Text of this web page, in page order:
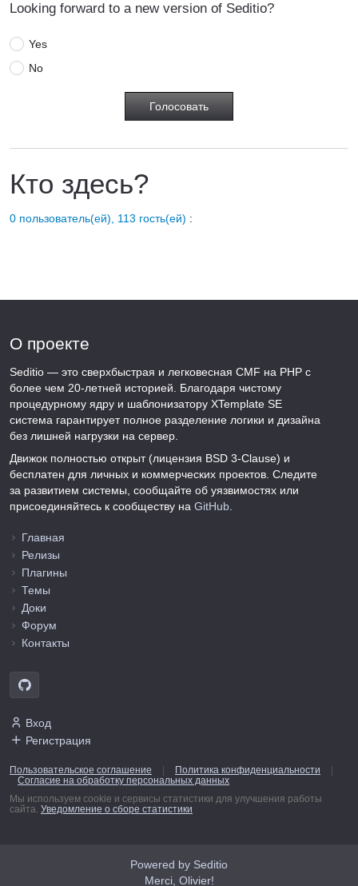
Looking forward to a new version of Seditio?
Yes
No
Кто здесь?
0 пользователь(ей), 113 гость(ей) :
О проекте
Seditio — это сверхбыстрая и легковесная CMF на PHP с
более чем 20-летней историей. Благодаря чистому
процедурному ядру и шаблонизатору XTemplate SE
система гарантирует полное разделение логики и дизайна
без лишней нагрузки на сервер.
Движок полностью открыт (лицензия BSD 3-Clause) и
бесплатен для личных и коммерческих проектов. Следите
за развитием системы, сообщайте об уязвимостях или
присоединяйтесь к сообществу на GitHub
Главная
Релизы
Плагины
Темы
Доки
Форум
Контакты
Вход
Регистрация
Пользовательское соглашение Политика конфиденциальности
Согласие на обработку персональных данных
Мы используем cookie и сервисы статистики для улучшения работы
сайта. Уведомление о сборе статистики
Powered by Seditio
Merci, Olivier!